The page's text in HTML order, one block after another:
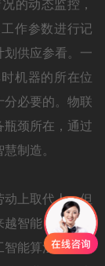
的动态监控，
作参数进行记
供应参看。一
机器的所在位
必要的。物联
颈所在，通过
制造。
上取代人，但
智能，机器人
能算法处理一